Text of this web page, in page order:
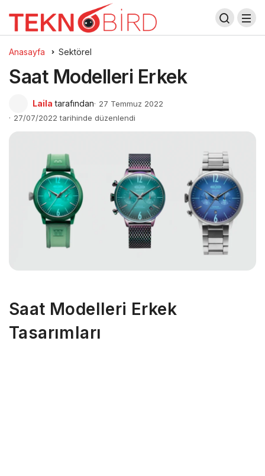
Anasayfa Sektörel
Saat Modelleri Erkek
Laila tarafından
27 Temmuz 2022
27/07/2022 tarihinde düzenlendi
Saat Modelleri Erkek
Tasarımları